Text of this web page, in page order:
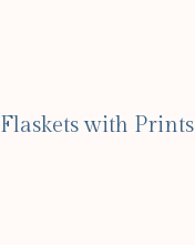
Flaskets with Prints